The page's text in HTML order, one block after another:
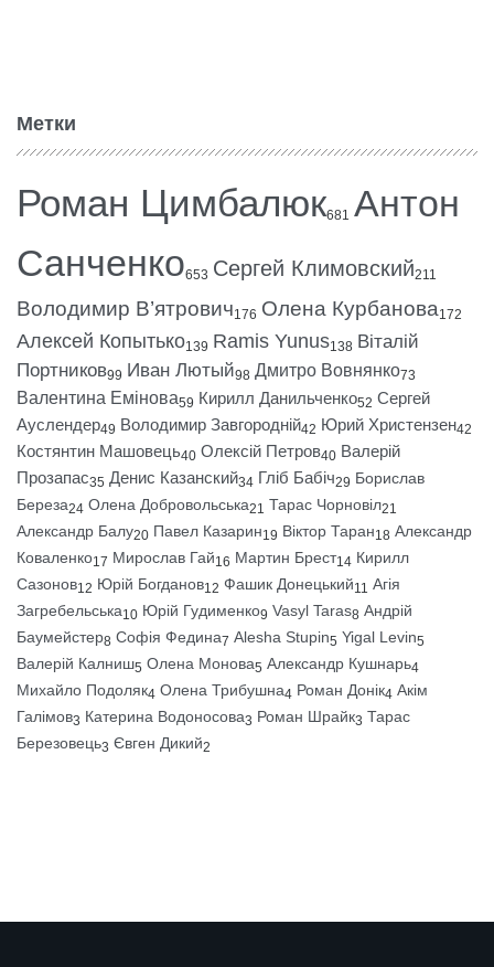
Метки
Роман Цимбалюк681 Антон
Санченко653 Сергей Климовский211
Володимир В’ятрович176 Олена Курбанова172
Алексей Копытько139 Ramis Yunus138 Віталій
Портников99 Иван Лютый98 Дмитро Вовнянко73
Валентина Емінова59 Кирилл Данильченко52 Сергей
Ауслендер49 Володимир Завгородній42 Юрий Христензен42
Костянтин Машовець40 Олексій Петров40 Валерій
Прозапас35 Денис Казанский34 Гліб Бабіч29 Борислав
Береза24 Олена Добровольська21 Тарас Чорновіл21
Александр Балу20 Павел Казарин19 Віктор Таран18 Александр
Коваленко17 Мирослав Гай16 Мартин Брест14 Кирилл
Сазонов12 Юрій Богданов12 Фашик Донецький11 Агія
Загребельська10 Юрій Гудименко9 Vasyl Taras8 Андрій
Баумейстер8 Софія Федина7 Alesha Stupin5 Yigal Levin5
Валерій Калниш5 Олена Монова5 Александр Кушнарь4
Михайло Подоляк4 Олена Трибушна4 Роман Донік4 Акім
Галімов3 Катерина Водоносова3 Роман Шрайк3 Тарас
Березовець3 Євген Дикий2